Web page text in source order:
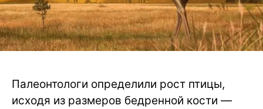
Палеонтологи определили рост птицы,
исходя из размеров бедренной кости —